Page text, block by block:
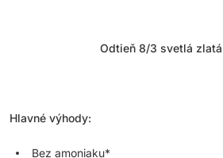
Odtieň 8/3 svetlá
Hlavné výhody:
Bez amoniaku*